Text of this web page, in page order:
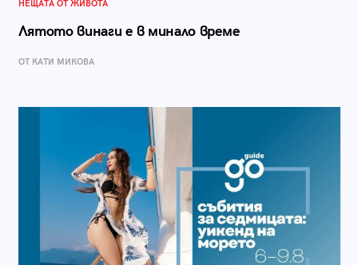
НЕЩАТА ОТ ЖИВОТА
Лятото винаги е в минало време
ОТ КАТИ МИКОВА